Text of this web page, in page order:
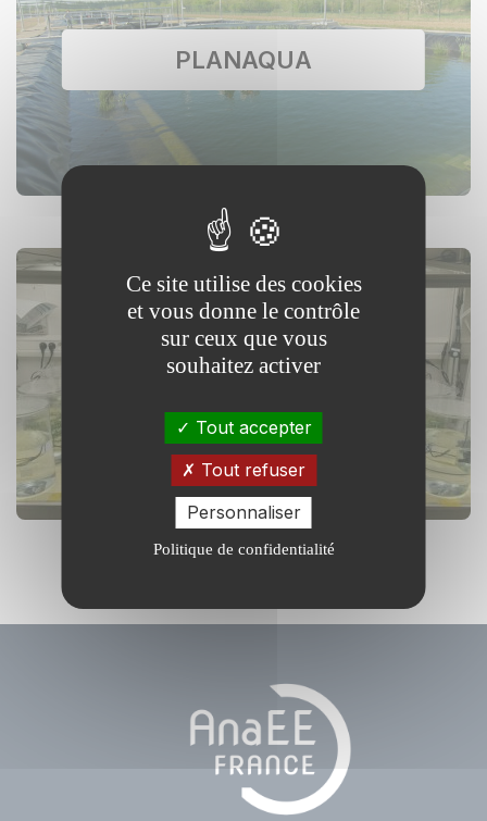
PLANAQUA
XPO : eXPérimentation et
Écosystèmes Aquatiques
Ce site utilise des cookies
et vous donne le contrôle
sur ceux que vous
souhaitez activer
Tout accepter
Tout refuser
Personnaliser
Politique de confidentialité